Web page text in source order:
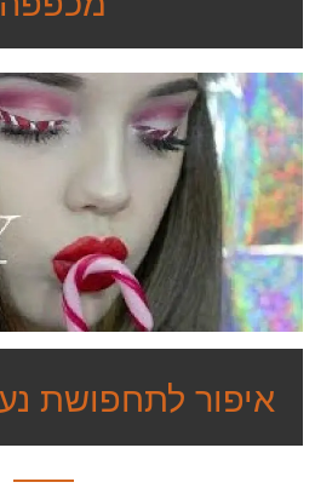
איפור לתחפושת